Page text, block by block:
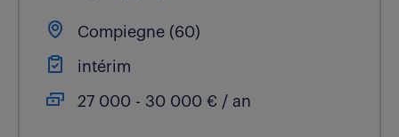
Compiegne (60)
intérim
27 000 - 30 000 € / an